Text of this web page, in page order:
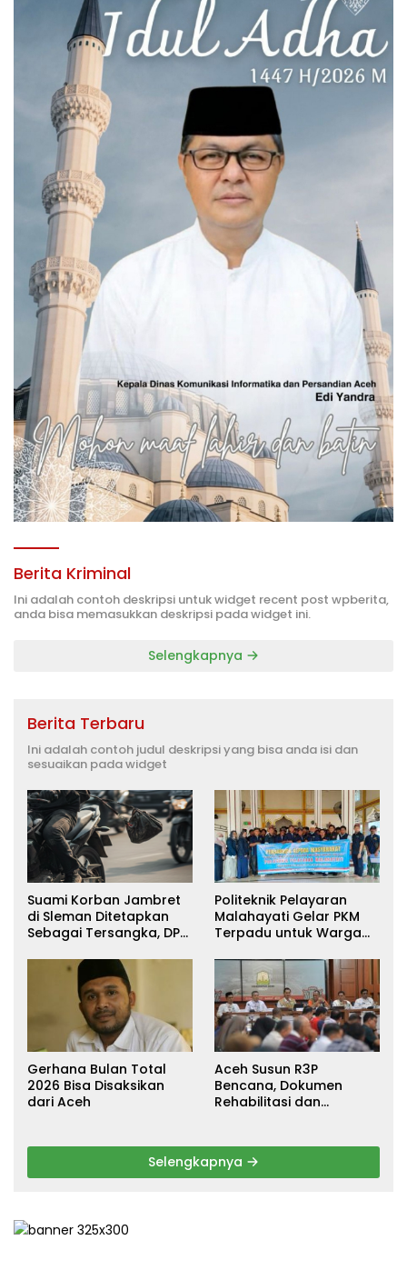
Berita Kriminal
Ini adalah contoh deskripsi untuk widget recent post wpberita,
anda bisa memasukkan deskripsi pada widget ini.
Selengkapnya
Berita Terbaru
Ini adalah contoh judul deskripsi yang bisa anda isi dan
sesuaikan pada widget
Suami Korban Jambret
di Sleman Ditetapkan
Sebagai Tersangka, DPR
Keadilan
Politeknik Pelayaran
Malahayati Gelar PKM
Terpadu untuk Warga
Pidie Jaya
Gerhana Bulan Total
2026 Bisa Disaksikan
dari Aceh
Aceh Susun R3P
Bencana, Dokumen
Rehabilitasi dan
Selengkapnya